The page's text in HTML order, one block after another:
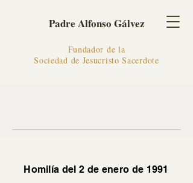
Padre Alfonso Gálvez
Fundador de la
Sociedad de Jesucristo Sacerdote
Homilía del 2 de enero de 1991